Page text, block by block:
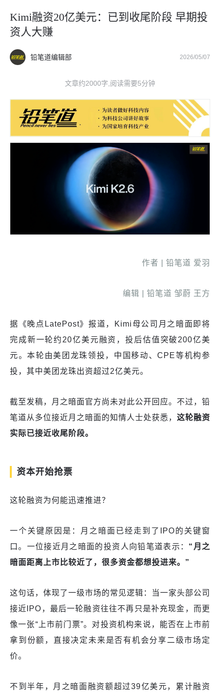
Kimi融资20亿美元：已到收尾阶段 早期投
资人大赚
铅笔道编辑部 2026/05/07
文章约2000字,阅读需要5分钟
作者 | 铅笔道 爱羽
编辑 | 铅笔道 邹蔚 王方
据《晚点LatePost》报道，Kimi母公司月之暗面即将
完成新一轮约20亿美元融资，投后估值突破200亿美
元。本轮由美团龙珠领投，中国移动、CPE等机构参
投，其中美团龙珠出资超过2亿美元。
截至发稿，月之暗面官方尚未对此公开回应。不过，铅
笔道从多位接近月之暗面的知情人士处获悉， 这轮融资
实际已接近收尾阶段。
资本开始抢票
这轮融资为何能迅速推进？
一个关键原因是：月之暗面已经走到了IPO的关键窗
口。一位接近月之暗面的投资人向铅笔道表示： “月之
暗面距离上市比较近了，很多资金都想投进来。”
这句话，体现了一级市场的常见逻辑：当一家头部公司
接近IPO，最后一轮融资往往不再只是补充现金，而更
像一张“上市前门票”。对投资机构来说，能否在上市前
拿到份额，直接决定未来是否有机会分享二级市场定
价。
不到半年，月之暗面融资额超过39亿美元，累计融资